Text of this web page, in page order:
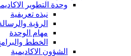
وحدة التطوير
نبذه تعريفية
الرؤية
مهام الوحدة
الخطط
الشؤون الاكاديمية